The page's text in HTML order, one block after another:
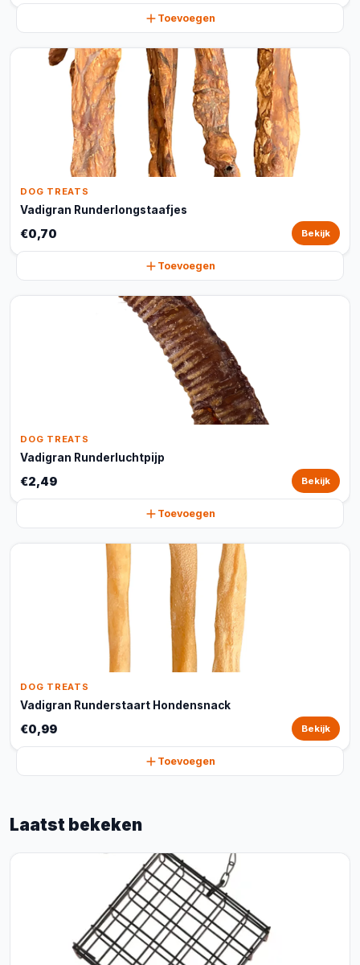
Toevoegen
DOG TREATS
Vadigran Runderlongstaafjes
€0,70 Bekijk
Toevoegen
DOG TREATS
Vadigran Runderluchtpijp
€2,49 Bekijk
Toevoegen
DOG TREATS
Vadigran Runderstaart Hondensnack
€0,99 Bekijk
Toevoegen
Laatst bekeken